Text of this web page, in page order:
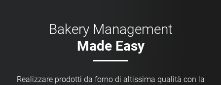
Bakery Management
Made Easy
Realizzare prodotti da forno di altissima qualità con la